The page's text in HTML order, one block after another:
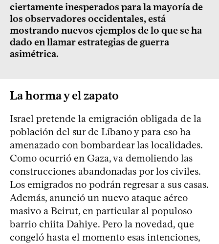
ciertamente inesperados para la mayoría de
los observadores occidentales, está
mostrando nuevos ejemplos de lo que se ha
dado en llamar estrategias de guerra
asimétrica.
La horma y el zapato
Israel pretende la emigración obligada de la
población del sur de Líbano y para eso ha
amenazado con bombardear las localidades.
Como ocurrió en Gaza, va demoliendo las
construcciones abandonadas por los civiles.
Los emigrados no podrán regresar a sus casas.
Además, anunció un nuevo ataque aéreo
masivo a Beirut, en particular al populoso
barrio chiita Dahiye. Pero la novedad, que
congeló hasta el momento esas intenciones,